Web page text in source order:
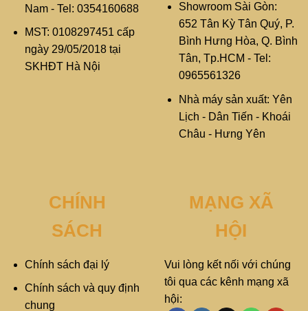
Nam - Tel: 0354160688
MST: 0108297451 cấp
ngày 29/05/2018 tại
SKHĐT Hà Nội
Showroom Sài Gòn:
652 Tân Kỳ Tân Quý, P.
Bình Hưng Hòa, Q. Bình
Tân, Tp.HCM - Tel:
0965561326
Nhà máy sản xuất: Yên
Lịch - Dân Tiến - Khoái
Châu - Hưng Yên
CHÍNH
SÁCH
Chính sách đại lý
Chính sách và quy định
chung
MẠNG XÃ
HỘI
Vui lòng kết nối với chúng
tôi qua các kênh mạng xã
hội: